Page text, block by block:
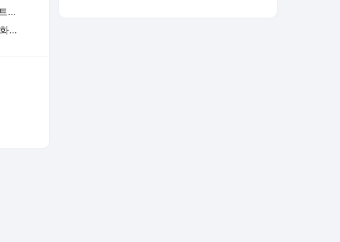
호흡곤란 생후 2일 신생아, 경찰 에스코트로 생명 구해 | 연합뉴스
서울 강동구 올림픽대로 달리던 차량서 화재…구간 정체 | 연합뉴스